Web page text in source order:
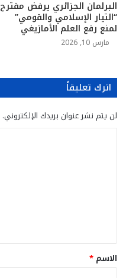
البرلمان الجزائري يرفض مقترح
“التيار الإسلامي والقومي”
لمنع رفع العلم الأمازيغي
مارس 10, 2026
اترك تعليقاً
لن يتم نشر عنوان بريدك الإلكتروني.
ق
*
الاسم *